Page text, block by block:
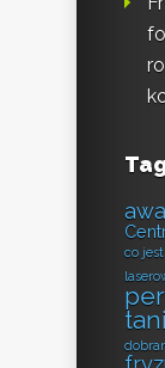
co